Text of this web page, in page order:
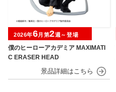
僕のヒーローアカデミア MAXIMATI
C ERASER HEAD
2026年6月第2週～登場